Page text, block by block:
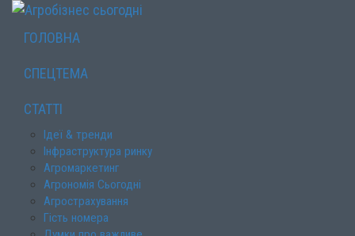
ГОЛОВНА
СПЕЦТЕМА
СТАТТІ
Ідеї & тренди
Інфраструктура ринку
Агромаркетинг
Агрономія Сьогодні
Агрострахування
Гість номера